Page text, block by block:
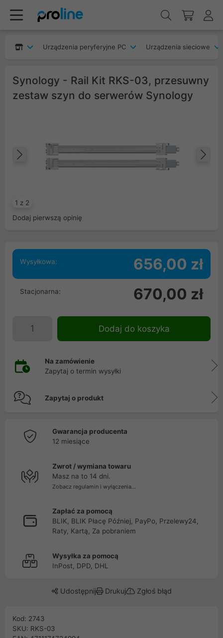
Urządzenia peryferyjne PC Urządzenia sieciowe
Synology - Rail Kit RKS-03, przesuwny
zestaw szyn do serwerów Synology
1 z 2
Poprzedni
Dodaj pierwszą opinię
Wysyłkowa: 656,00 zł
Stacjonarna: 670,00 zł
Dodaj do koszyka
Na zamówienie
Zapytaj o termin wysyłki
Zapytaj o produkt
Gwarancja producenta
12 miesiące
Zwrot / wymiana towaru
Masz na to 14 dni.
Zobacz regulamin i wyłączenia...
Zapłać za pomocą
BLIK, BLIK Płacę Później, PayPo, Przelewy24,
Raty, Kartą, Za pobraniem
Wysyłka za pomocą
InPost, DPD, DHL
Udostępnij Drukuj Zgłoś błąd
Kod: 2743
SKU: RKS-03